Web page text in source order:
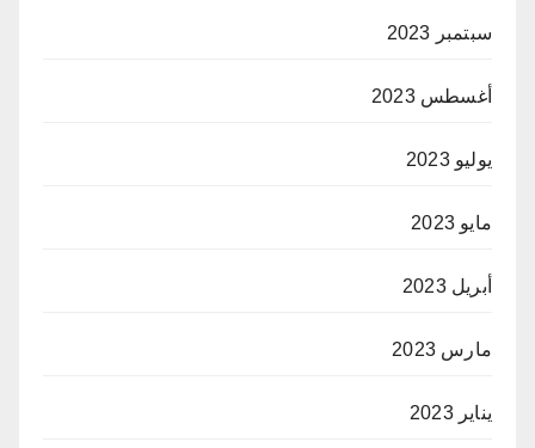
سبتمبر 2023
أغسطس 2023
يوليو 2023
مايو 2023
أبريل 2023
مارس 2023
يناير 2023